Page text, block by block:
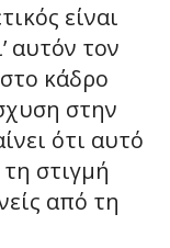
είναι
αυτόν τον
κάδρο
στην
ότι αυτό
στιγμή
από τη